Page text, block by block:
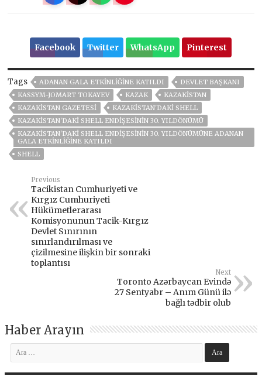
Facebook Twitter WhatsApp Pinterest
Tags ADANAN GALA ETKINLIĞINE KATILDI
DEVLET BAŞKANI
KASSYM-JOMART TOKAYEV
KAZAK
KAZAKİSTAN
KAZAKISTAN GAZETESI
KAZAKISTAN'DAKI SHELL
KAZAKISTAN'DAKI SHELL ENDIŞESININ 30. YILDÖNÜMÜ
KAZAKISTAN'DAKI SHELL ENDIŞESININ 30. YILDÖNÜMÜNE ADANAN
GALA ETKINLIĞINE KATILDI
SHELL
Previous
Tacikistan Cumhuriyeti ve
Kırgız Cumhuriyeti
Hükümetlerarası
Komisyonunun Tacik-Kırgız
Devlet Sınırının
sınırlandırılması ve
çizilmesine ilişkin bir sonraki
toplantısı
Next
Toronto Azərbaycan Evində
27 Sentyabr – Anım Günü ilə
bağlı tədbir olub
Haber Arayın